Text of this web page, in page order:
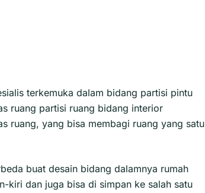
terkemuka dalam bidang partisi pintu
ruang partisi ruang bidang interior
ruang, yang bisa membagi ruang yang satu
buat desain bidang dalamnya rumah
kiri dan juga bisa di simpan ke salah satu